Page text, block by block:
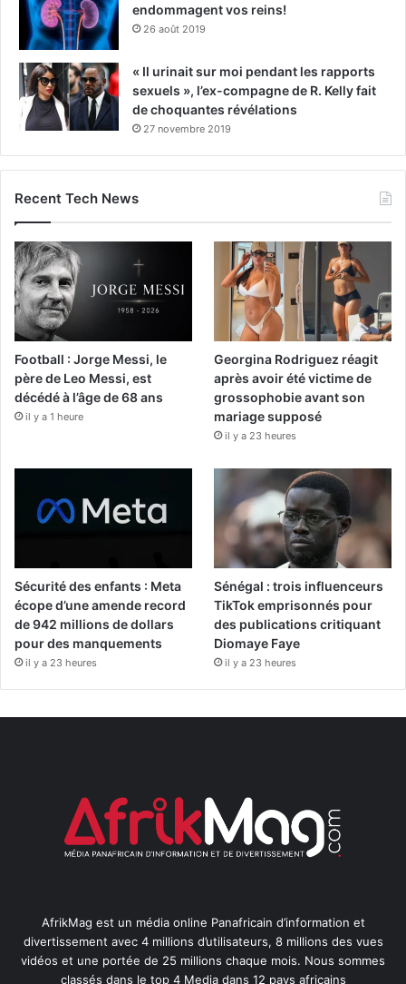
endommagent vos reins!
26 août 2019
« Il urinait sur moi pendant les rapports
sexuels », l’ex-compagne de R. Kelly fait
de choquantes révélations
27 novembre 2019
Recent Tech News
Football : Jorge Messi, le
père de Leo Messi, est
décédé à l’âge de 68 ans
il y a 1 heure
Georgina Rodriguez réagit
après avoir été victime de
grossophobie avant son
mariage supposé
il y a 23 heures
Sécurité des enfants : Meta
écope d’une amende record
de 942 millions de dollars
pour des manquements
il y a 23 heures
Sénégal : trois influenceurs
TikTok emprisonnés pour
des publications critiquant
Diomaye Faye
il y a 23 heures
AfrikMag est un média online Panafricain d’information et
divertissement avec 4 millions d’utilisateurs, 8 millions des vues
vidéos et une portée de 25 millions chaque mois. Nous sommes
classés dans le top 4 Media dans 12 pays africains